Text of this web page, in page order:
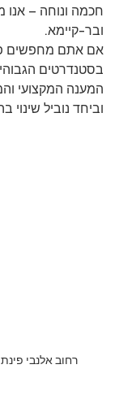
חכמה ונוחה – אנו
ובר-קיימא.
אם אתם מחפשים
בסטנדרטים
המענה המקצועי
וביחד נוביל שינוי בהרגלי
רחוב אלנבי